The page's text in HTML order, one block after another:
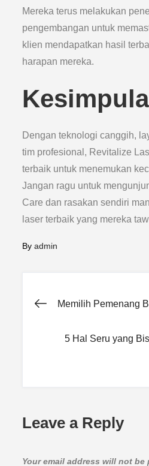
Mereka terus melakukan
pengembangan untuk
klien mendapatkan hasil
harapan mereka.
Dengan teknologi canggih,
tim profesional, Revitalize
terbaik untuk menemukan
Jangan ragu untuk
Care dan rasakan sendiri
laser terbaik yang mereka
Byadmin
Post
Memilih Pemenang
5 Hal Seru yang
Leave a Reply
Your email address will not be